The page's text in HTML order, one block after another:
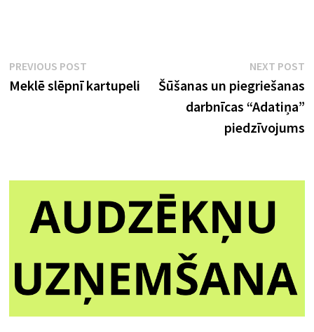
Ziņu
izvēlne
PREVIOUS POST
post:
Meklē slēpnī kartupeli
NEXT POST
Šūšanas un piegriešanas
darbnīcas “Adatiņa”
piedzīvojums